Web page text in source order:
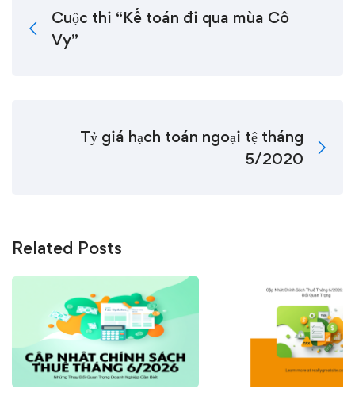
Cuộc thi “Kế toán đi qua mùa Cô
Vy”
Tỷ giá hạch toán ngoại tệ tháng
5/2020
Related Posts